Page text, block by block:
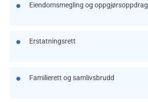
Eiendomsmegling og oppgjørsoppdrag
Erstatningsrett
Familierett og samlivsbrudd